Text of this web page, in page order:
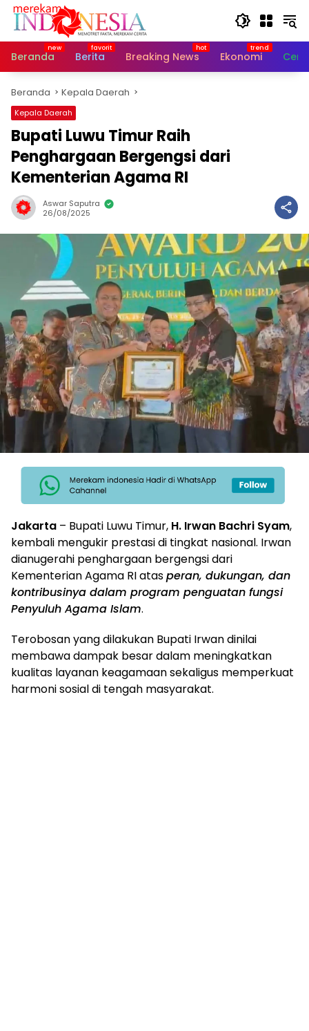
Langsung
Beranda
Berita Breaking News Ekonomi
Beranda Kepala Daerah
Kepala Daerah
Bupati Luwu Timur Raih
Penghargaan Bergengsi dari
Kementerian Agama RI
Aswar Saputra
26/08/2025
Jakarta – Bupati Luwu Timur, H. Irwan Bachri Syam,
kembali mengukir prestasi di tingkat nasional. Irwan
dianugerahi penghargaan bergengsi dari
Kementerian Agama RI atasperan, dukungan, dan
kontribusinya dalam program penguatan fungsi
Penyuluh Agama Islam.
Terobosan yang dilakukan Bupati Irwan dinilai
membawa dampak besar dalam meningkatkan
kualitas layanan keagamaan sekaligus memperkuat
harmoni sosial di tengah masyarakat.